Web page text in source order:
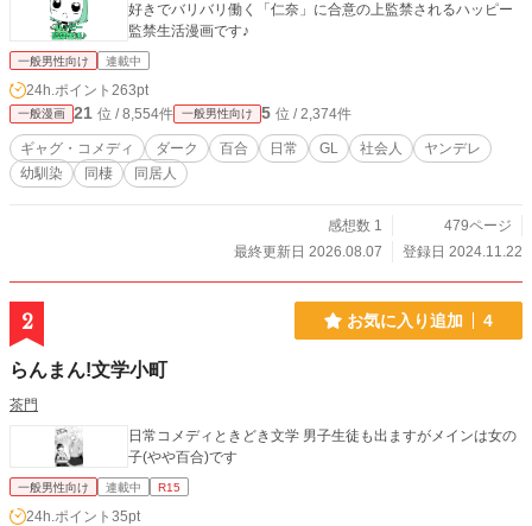
好きでバリバリ働く「仁奈」に合意の上監禁されるハッピー
監禁生活漫画です♪
一般男性向け 連載中
24h.ポイント 263pt
一般漫画 21 位 / 8,554件 一般男性向け 5 位 / 2,374件
ギャグ・コメディ ダーク 百合 日常 GL 社会人
ヤンデレ
幼馴染
同棲 同居人
感想数 1
479ページ
最終更新日 2026.08.07
登録日 2024.11.22
2 お気に入り追加 4
らんまん!文学小町
茶門
日常コメディときどき文学 男子生徒も出ますがメインは女の
子(やや百合)です
一般男性向け 連載中 R15
24h.ポイント 35pt